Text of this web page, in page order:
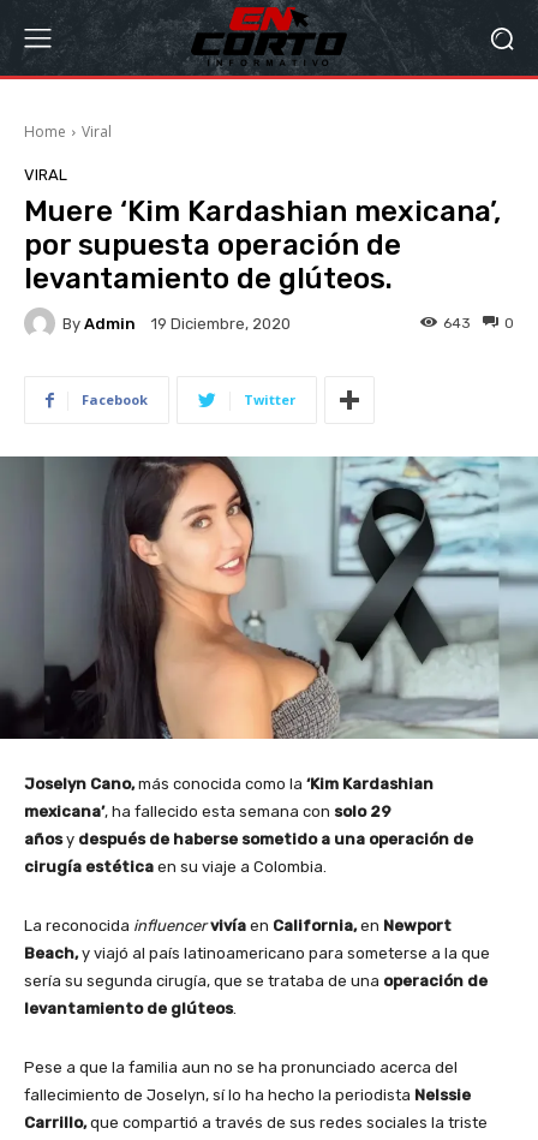
Home Viral
VIRAL
Muere ‘Kim Kardashian mexicana’,
por supuesta operación de
levantamiento de glúteos.
By Admin 19 Diciembre, 2020 0
643
Facebook Twitter
Joselyn Cano,más conocida como la ‘Kim Kardashian
mexicana’, ha fallecido esta semana con solo 29
añosy después de haberse sometido a una operación de
cirugía estética en su viaje a Colombia.
La reconocida influencer vivía en California,en Newport
Beach,y viajó al país latinoamericano para someterse a la que
sería su segunda cirugía, que se trataba de una operación de
levantamiento de glúteos.
Pese a que la familia aun no se ha pronunciado acerca del
fallecimiento de Joselyn, sí lo ha hecho la periodista Nelssie
Carrillo,que compartió a través de sus redes sociales la triste